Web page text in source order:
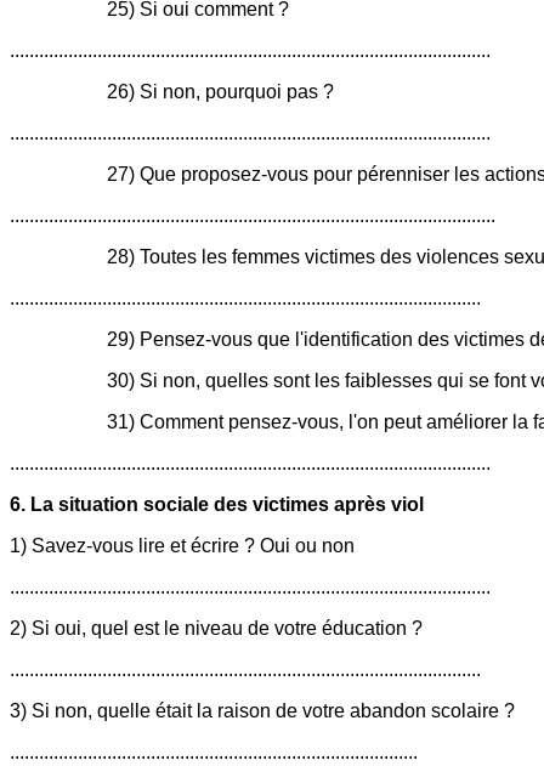
25) Si oui comment ?
...................................................................................................
26) Si non, pourquoi pas ?
...................................................................................................
27) Que proposez-vous pour pérenniser les
....................................................................................................
28) Toutes les femmes victimes des violences
.................................................................................................
29) Pensez-vous que l'identification des victimes
30) Si non, quelles sont les faiblesses qui se font
31) Comment pensez-vous, l'on peut améliorer la
...................................................................................................
6. La situation sociale des victimes après viol
1) Savez-vous lire et écrire ? Oui ou non
...................................................................................................
2) Si oui, quel est le niveau de votre éducation ?
.................................................................................................
3) Si non, quelle était la raison de votre abandon scolaire ?
....................................................................................